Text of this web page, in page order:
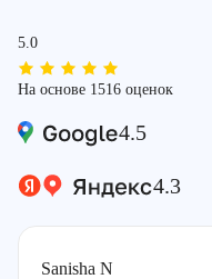
5.0
На основе 1516 оценок
4.5
4.3
Sanisha N